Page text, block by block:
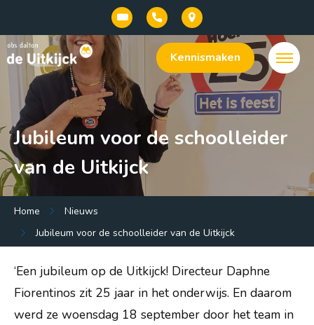
Kennismaken
Menu:
Welkom bij onze basisschool De Uitkijck |
Onze school
Praktische info
Jubileum voor de schoolleider
van de Uitkijck
Home
Nieuws
Jubileum voor de schoolleider van de Uitkijck
‘Een jubileum op de Uitkijck! Directeur Daphne
Fiorentinos zit 25 jaar in het onderwijs. En daarom
werd ze woensdag 18 september door het team in